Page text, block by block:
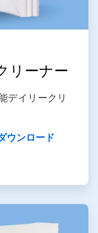
リーナー
デイリークリ
ウンロード